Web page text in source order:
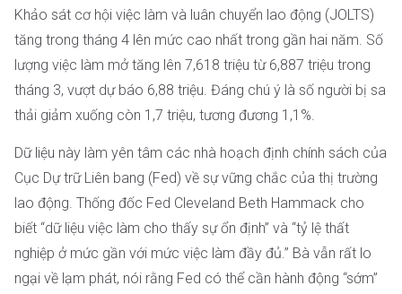
Khảo sát cơ hội việc làm và luân chuyển lao động (JOLTS)
tăng trong tháng 4 lên mức cao nhất trong gần hai năm. Số
lượng việc làm mở tăng lên 7,618 triệu từ 6,887 triệu trong
tháng 3, vượt dự báo 6,88 triệu. Đáng chú ý là số người bị sa
thải giảm xuống còn 1,7 triệu, tương đương 1,1%.
Dữ liệu này làm yên tâm các nhà hoạch định chính sách của
Cục Dự trữ Liên bang (Fed) về sự vững chắc của thị trường
lao động. Thống đốc Fed Cleveland Beth Hammack cho
biết “dữ liệu việc làm cho thấy sự ổn định” và “tỷ lệ thất
nghiệp ở mức gần với mức việc làm đầy đủ.” Bà vẫn rất lo
ngại về lạm phát, nói rằng Fed có thể cần hành động “sớm”